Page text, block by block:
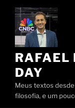
Pular
conteúdo
RAFAEL
DAY
Meus textos
filosofia, e um